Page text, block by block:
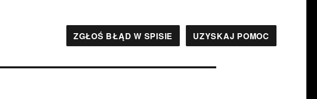
ZGŁOŚ BŁĄD W SPISIE UZYSKAJ POMOC